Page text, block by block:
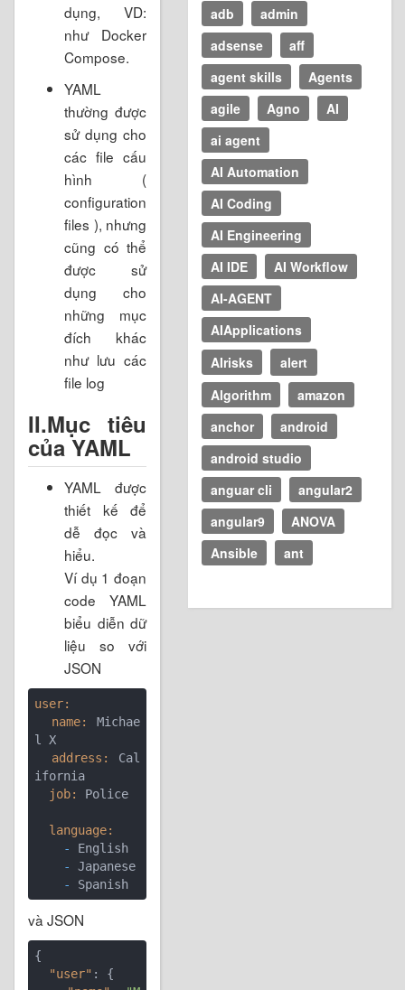
dụng, VD:
như Docker
Compose.
YAML
thường được
sử dụng cho
các file cấu
hình (
configuration
files ), nhưng
cũng có thể
được sử
dụng cho
những mục
đích khác
như lưu các
file log
II.Mục tiêu
của YAML
YAML được
thiết kế để
dễ đọc và
hiểu.
Ví dụ 1 đoạn
code YAML
biểu diễn dữ
liệu so với
JSON
user:
  name:
Michae
  address:
Cal
  job:
Police
  language:
    -
    -
    -
và JSON
{
"user" : {
adb
admin
adsense
aff
agent skills
Agents
agile
Agno
AI
ai agent
AI Automation
AI Coding
AI Engineering
AI IDE
AI Workflow
AI-AGENT
AIApplications
AIrisks
alert
Algorithm
amazon
anchor
android
android studio
anguar cli
angular2
angular9
ANOVA
Ansible
ant